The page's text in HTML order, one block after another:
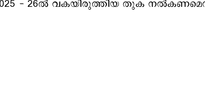
- 26ല്‍ വകയിരുത്തിയ തുക